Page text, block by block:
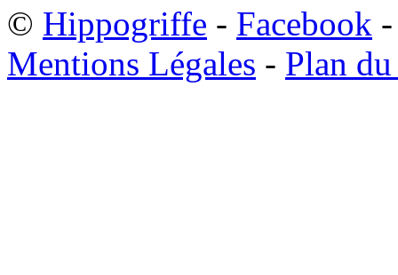
© Hippogriffe - Facebook
Mentions Légales - Plan